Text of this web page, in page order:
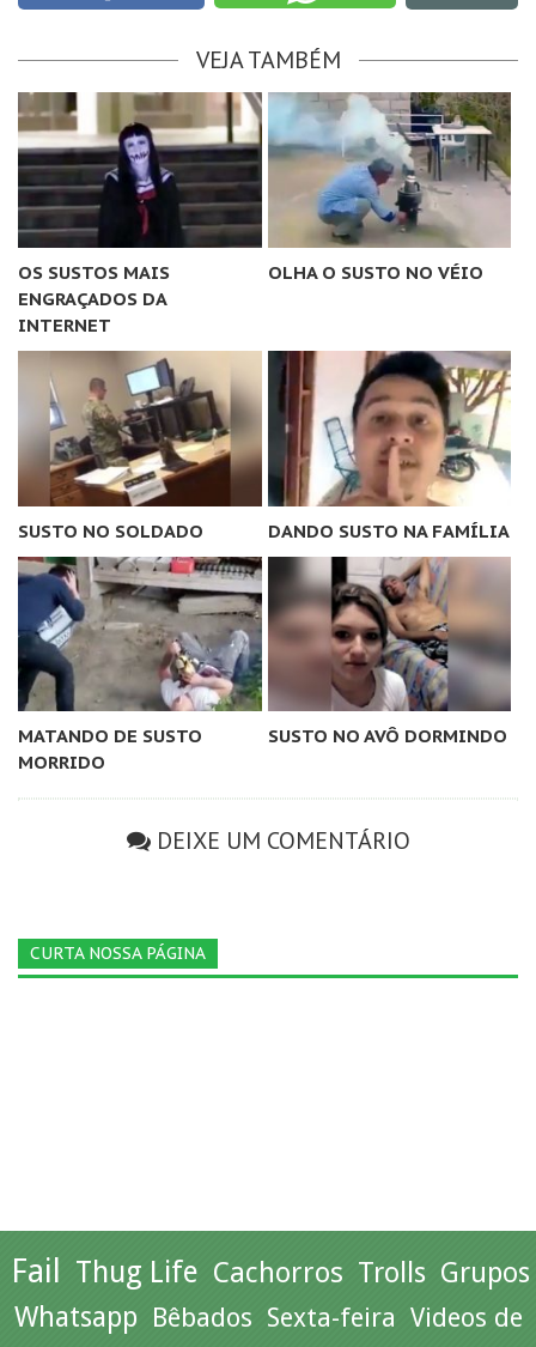
VEJA TAMBÉM
OS SUSTOS MAIS
ENGRAÇADOS DA
INTERNET
OLHA O SUSTO NO VÉIO
SUSTO NO SOLDADO DANDO SUSTO NA FAMÍLIA
MATANDO DE SUSTO
MORRIDO
SUSTO NO AVÔ DORMINDO
DEIXE UM COMENTÁRIO
CURTA NOSSA PÁGINA
Fail Thug Life Cachorros Trolls Grupos
Whatsapp Bêbados Sexta-feira Videos de